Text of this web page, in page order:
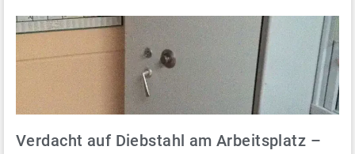
Verdacht auf Diebstahl am Arbeitsplatz –